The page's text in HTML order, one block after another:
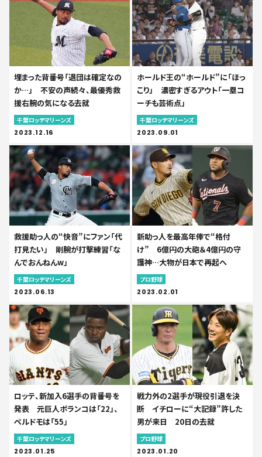
埋まった背番号「退団は確定なの
か…」 不安の声続々、最優秀救
援右腕の気になる去就
千葉ロッテマリーンズ
2023.12.16
ホールド王の“ホールド”に「ほっ
こり」 濃密すぎるアウト「一塁コ
ーチも芸術点」
千葉ロッテマリーンズ
2023.09.01
救援助っ人の“快音”にファン「代
打見たい」 剛腕が打撃練習「な
んでおんねんw」
千葉ロッテマリーンズ
2023.06.13
新助っ人を最高年俸で“格付
け” 6億円の大砲＆4億円の守
護神…大物が日本で再起へ
プロ野球
2023.02.01
ロッテ、新加入6選手の背番号を
発表 元巨人ポランコは「22」、
ペルドモは「55」
千葉ロッテマリーンズ
2023.01.25
戦力外の2選手が現役引退を決
断 イチローに“大記録”許した
男が来日 20日の去就
プロ野球
2023.01.20